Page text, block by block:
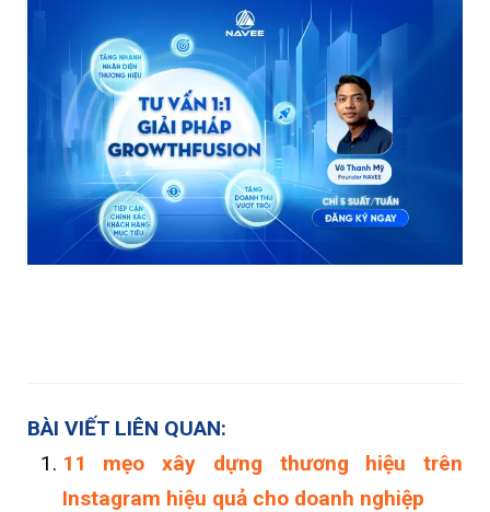
BÀI VIẾT LIÊN QUAN:
11 mẹo xây dựng thương hiệu trên
Instagram hiệu quả cho doanh nghiệp